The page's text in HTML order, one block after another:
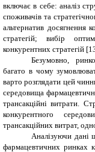
включає в себе: аналіз
споживачів та
альтернатив досягнення
стратегій; вибір
конкурентних стратегій [
Безумовно,
багато в чому
варто розглядати цей
середовища
трансакційні витрати.
конкурентного
трансакційних витрат,
Аналізуючи дані
фармацевтичних ринках